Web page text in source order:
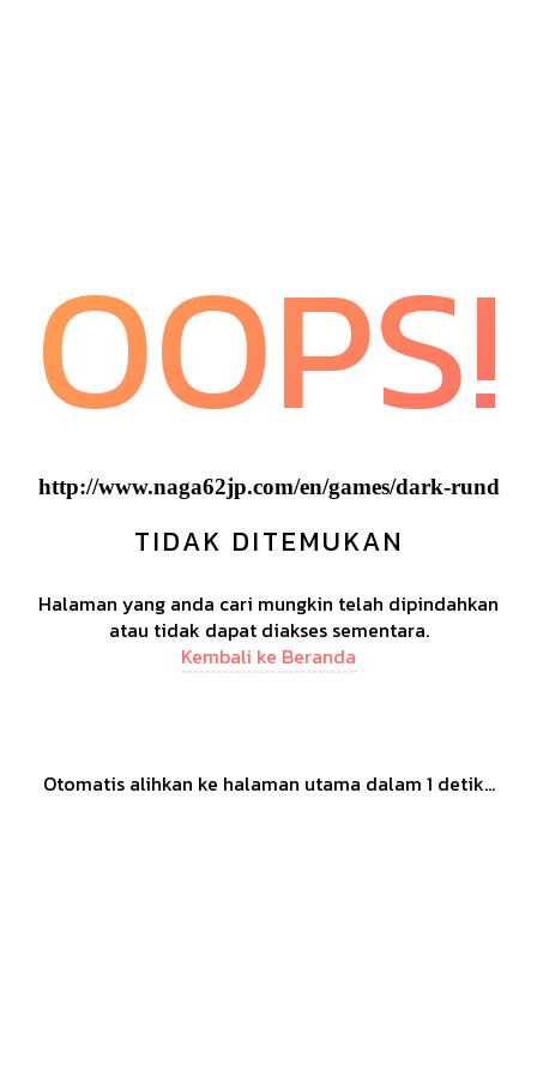
OOPS!
http://www.naga62jp.com/en/games/dark-rund
TIDAK DITEMUKAN
Halaman yang anda cari mungkin telah dipindahkan
atau tidak dapat diakses sementara.
Kembali ke Beranda
Otomatis alihkan ke halaman utama dalam 1 detik...